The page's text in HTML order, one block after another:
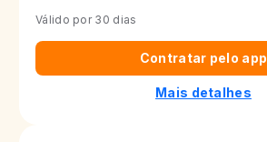
Válido por 30 dias
Contratar pelo app
Mais detalhes